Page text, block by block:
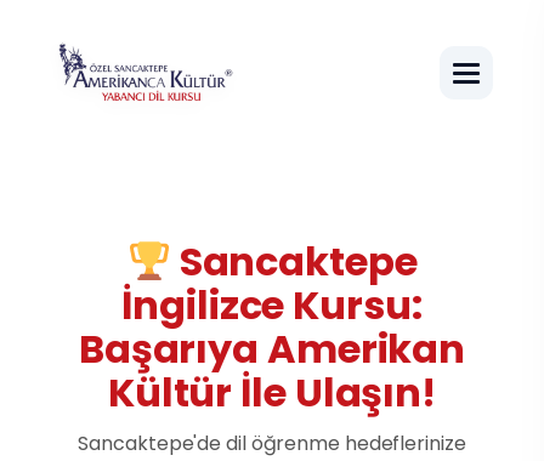
Sancaktepe
İngilizce Kursu:
Başarıya Amerikan
Kültür İle Ulaşın!
Sancaktepe'de dil öğrenme hedeflerinize